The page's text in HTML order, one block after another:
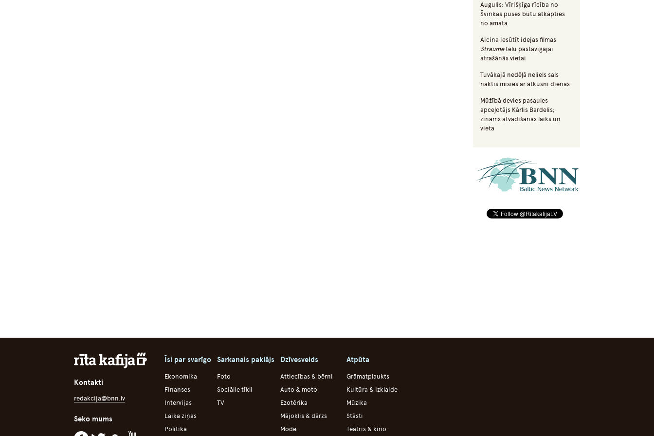
Augulis: Vīrišķīga rīcība no
Švinkas puses būtu atkāpties
no amata
Aicina iesūtīt idejas filmas
Straumetēlu pastāvīgajai
atrašānās vietai
Tuvākajā nedēļā neliels sals
naktīs mīsies ar atkusni dienās
Mūžībā devies pasaules
apceļotājs Kārlis Bardelis;
zināms atvadīšanās laiks un
vieta
Kontakti
redakcija@bnn.lv
Seko mums
Īsi par svarīgo
Ekonomika
Finanses
Intervijas
Laika ziņas
Politika
Sarkanais paklājs
Foto
Sociālie tīkli
TV
Dzīvesveids
Attiecības & bērni
Auto & moto
Ezotērika
Mājoklis & dārzs
Mode
Atpūta
Grāmatplaukts
Kultūra & Izklaide
Mūzika
Stāsti
Teātris & kino